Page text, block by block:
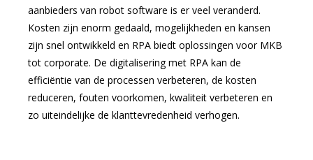
aanbieders van robot software is er veel veranderd.
Kosten zijn enorm gedaald, mogelijkheden en kansen
zijn snel ontwikkeld en RPA biedt oplossingen voor MKB
tot corporate. De digitalisering met RPA kan de
efficiëntie van de processen verbeteren, de kosten
reduceren, fouten voorkomen, kwaliteit verbeteren en
zo uiteindelijke de klanttevredenheid verhogen.